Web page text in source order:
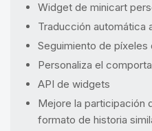
Widget de minicart
Traducción automática
Seguimiento de
Personaliza el
API de widgets
Mejore la participación
formato de historia